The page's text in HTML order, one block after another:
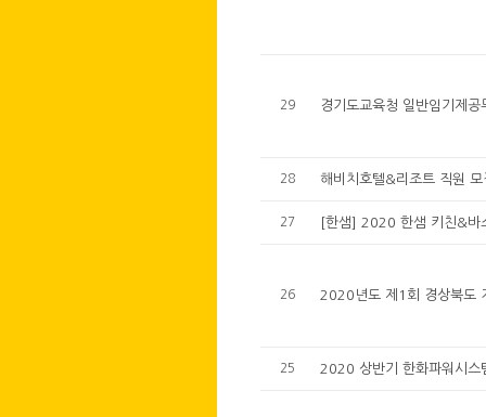
29 경기도교육청 일반임기제
28 해비치호텔&리조트 직원 모
27 [한샘] 2020 한샘 키친&바
26 2020년도 제1회 경상북도
25 2020 상반기 한화파워시스